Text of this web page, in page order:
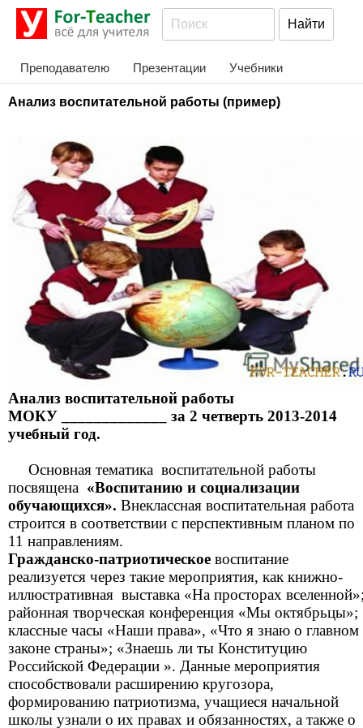
Преподавателю Презентации Учебники
Анализ воспитательной работы (пример)
Анализ воспитательной работы
МОКУ _____________ за 2 четверть 2013-2014
учебный год.
Основная тематика воспитательной работы
посвящена «Воспитанию и социализации
обучающихся». Внеклассная воспитательная работа
строится в соответствии с перспективным планом по
11 направлениям.
Гражданско-патриотическое воспитание
реализуется через такие мероприятия, как книжно-
иллюстративная выставка «На просторах
районная творческая конференция «Мы октябрьцы»;
классные часы «Наши права», «Что я знаю о главном
законе страны»; «Знаешь ли ты Конституцию
Российской Федерации ». Данные мероприятия
способствовали расширению кругозора,
формированию патриотизма, учащиеся начальной
школы узнали о их правах и обязанностях, а также о